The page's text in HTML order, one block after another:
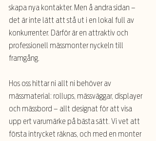
skapa nya kontakter. Men å andra sidan –
det är inte lätt att stå ut i en lokal full av
konkurrenter. Därför är en attraktiv och
professionell mässmonter nyckeln till
framgång.
Hos oss hittar ni allt ni behöver av
mässmaterial: rollups, mässväggar, displayer
och mässbord – allt designat för att visa
upp ert varumärke på bästa sätt. Vi vet att
första intrycket räknas, och med en monter